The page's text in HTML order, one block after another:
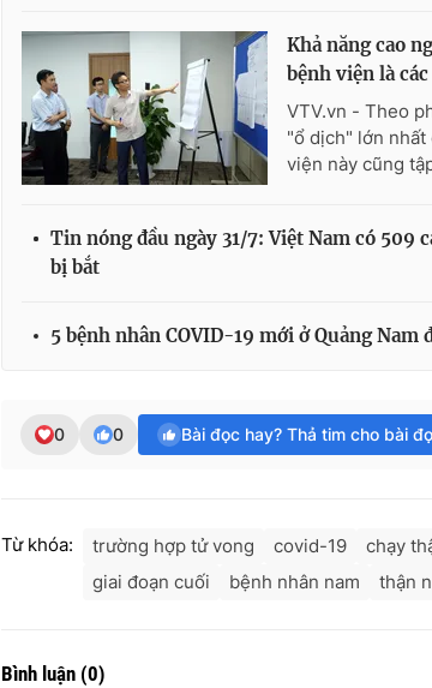
Khả năng cao
bệnh viện là
VTV.vn - Theo
"ổ dịch" lớn nhất
viện này cũng
Tin nóng đầu ngày 31/7: Việt Nam có 509
bị bắt
5 bệnh nhân COVID-19 mới ở Quảng
0 0 Bài đọc hay? Thả tim cho bài
Từ khóa: trường hợp tử vong covid-19 chạy
giai đoạn cuối
bệnh nhân nam thận
Bình luận (0)